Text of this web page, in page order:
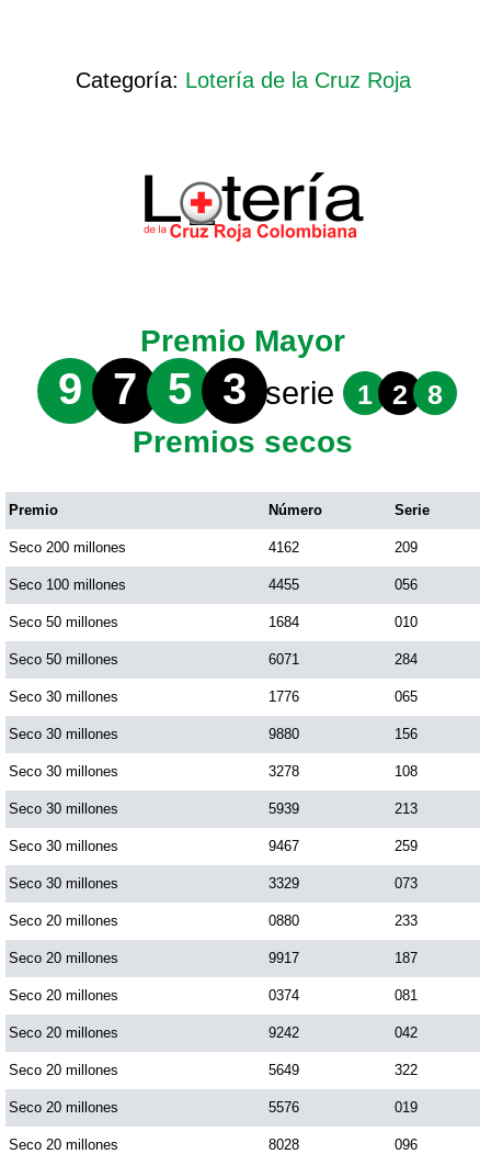
Categoría: Lotería de la Cruz Roja
Premio Mayor
9 7 5 3 serie 1 2 8
Premios secos
Premio Número Serie
Seco 200 millones 4162 209
Seco 100 millones 4455 056
Seco 50 millones 1684 010
Seco 50 millones 6071 284
Seco 30 millones 1776 065
Seco 30 millones 9880 156
Seco 30 millones 3278 108
Seco 30 millones 5939 213
Seco 30 millones 9467 259
Seco 30 millones 3329 073
Seco 20 millones 0880 233
Seco 20 millones 9917 187
Seco 20 millones 0374 081
Seco 20 millones 9242 042
Seco 20 millones 5649 322
Seco 20 millones 5576 019
Seco 20 millones 8028 096